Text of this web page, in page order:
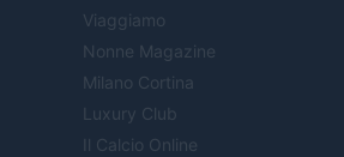
Viaggiamo
Nonne Magazine
Milano Cortina
Luxury Club
Il Calcio Online